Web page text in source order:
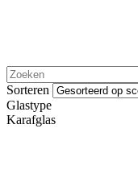
Sorteren
Glastype
Karafglas